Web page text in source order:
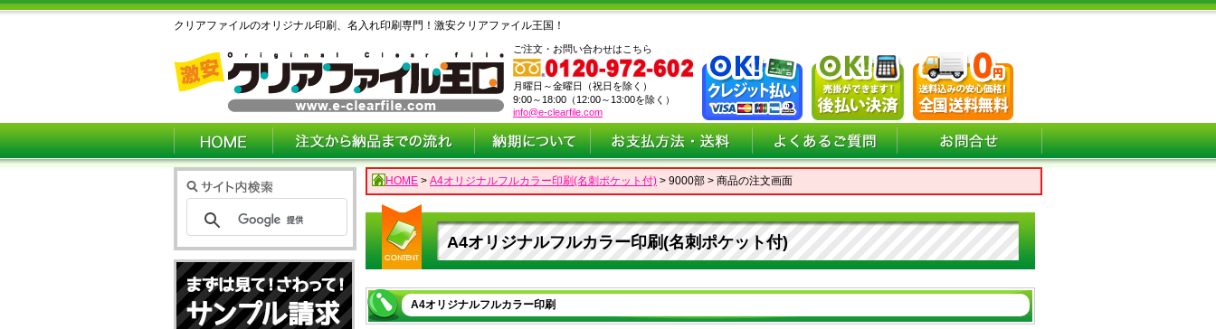
クリアファイルのオリジナル印刷、名入れ印刷専門！激安クリアファイル王国！
ご注文・お問い合わせはこちら
月曜日～金曜日（祝日を除く）
9:00～18:00（12:00～13:00を除く）
info@e-clearfile.com
HOME > A4オリジナルフルカラー印刷(名刺ポケット付) > 9000部 > 商品の注文画面
A4オリジナルフルカラー印刷(名刺ポケット付)
A4オリジナルフルカラー印刷